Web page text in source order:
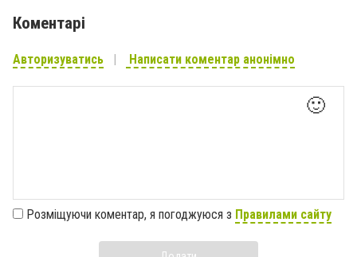
Коментарі
Авторизуватись Написати коментар анонімно
🙂
Розміщуючи коментар, я погоджуюся з Правилами сайту